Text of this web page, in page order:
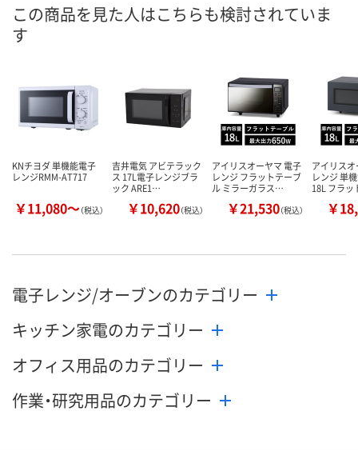
この商品を見た人はこちらも検討されていま
す
KNチヨダ 単機能電子
レンジRMM-AT717
￥11,080～（税込）
吉井電気 アビテラック
ス 17L電子レンジブラ
ック ARE1…
￥10,620（税込）
アイリスオーヤマ 電子
レンジ フラットテーブ
ル ミラーガラス…
￥21,530（税込）
アイリス
レンジ 単
18L フラ
￥
電子レンジ/オーブンのカテゴリー
キッチン家電のカテゴリー
オフィス用品のカテゴリー
作業・研究用品のカテゴリー